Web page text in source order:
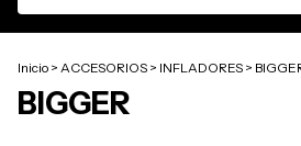
Inicio > ACCESORIOS > INFLADORES >
BIGGER